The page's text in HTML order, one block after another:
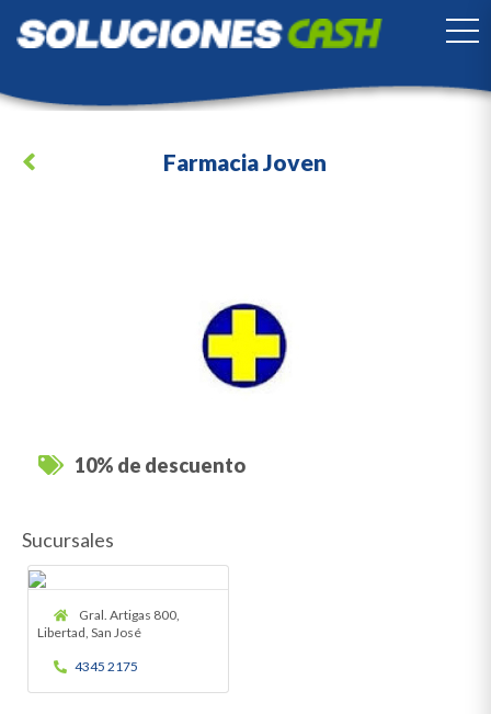
Farmacia Joven
10% de descuento
Sucursales
Gral. Artigas 800,
Libertad, San José
4345 2175